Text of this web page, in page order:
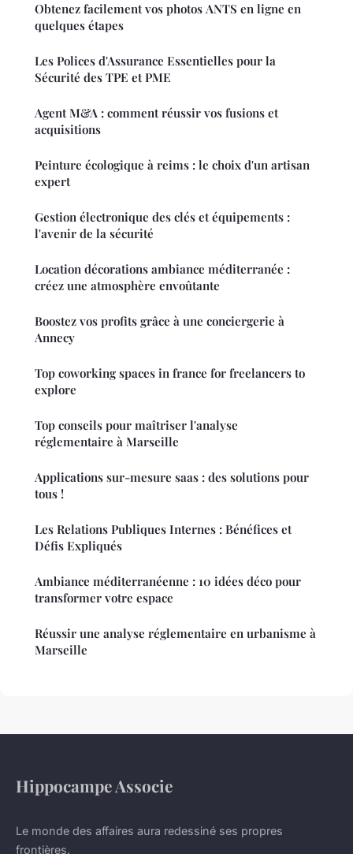
Obtenez facilement vos photos ANTS en ligne en
quelques étapes
Les Polices d'Assurance Essentielles pour la
Sécurité des TPE et PME
Agent M&A : comment réussir vos fusions et
acquisitions
Peinture écologique à reims : le choix d'un artisan
expert
Gestion électronique des clés et équipements :
l'avenir de la sécurité
Location décorations ambiance méditerranée :
créez une atmosphère envoûtante
Boostez vos profits grâce à une conciergerie à
Annecy
Top coworking spaces in france for freelancers to
explore
Top conseils pour maîtriser l'analyse
réglementaire à Marseille
Applications sur-mesure saas : des solutions pour
tous !
Les Relations Publiques Internes : Bénéfices et
Défis Expliqués
Ambiance méditerranéenne : 10 idées déco pour
transformer votre espace
Réussir une analyse réglementaire en urbanisme à
Marseille
Hippocampe Associe
Le monde des affaires aura redessiné ses propres
frontières.